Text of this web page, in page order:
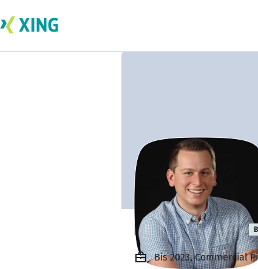
Daniel Krämer
Bis 2023, Commercial